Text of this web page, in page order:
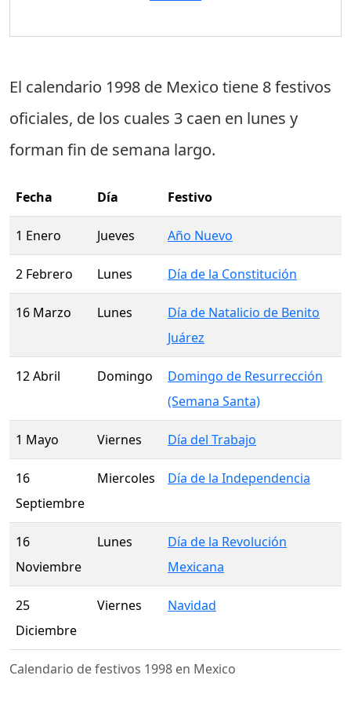
El calendario 1998 de Mexico tiene 8 festivos
oficiales, de los cuales 3 caen en lunes y
forman fin de semana largo.
Calendario de festivos 1998 en Mexico
Fecha Día Festivo
1 Enero Jueves Año Nuevo
2 Febrero Lunes Día de la Constitución
16 Marzo Lunes
Día de Natalicio de Benito
Juárez
12 Abril Domingo
Domingo de Resurrección
(Semana Santa)
1 Mayo Viernes Día del Trabajo
16
Septiembre
Miercoles Día de la Independencia
16
Noviembre
Lunes
Día de la Revolución
Mexicana
25
Diciembre
Viernes Navidad